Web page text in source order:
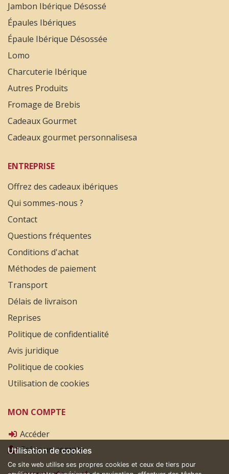
Jambon Ibérique Désossé
Épaules Ibériques
Épaule Ibérique Désossée
Lomo
Charcuterie Ibérique
Autres Produits
Fromage de Brebis
Cadeaux Gourmet
Cadeaux gourmet personnalisesa
ENTREPRISE
Offrez des cadeaux ibériques
Qui sommes-nous ?
Contact
Questions fréquentes
Conditions d'achat
Méthodes de paiement
Transport
Délais de livraison
Reprises
Politique de confidentialité
Avis juridique
Politique de cookies
Utilisation de cookies
MON COMPTE
Accéder
Créer un compte
Utilisation de cookies
Ce site web utilise ses propres cookies et ceux de tiers pour